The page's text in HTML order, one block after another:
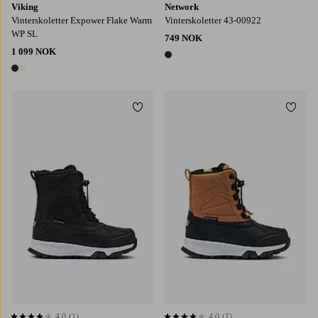
Viking
Vinterskoletter Expower Flake Warm
WP SL
1 099 NOK
2 farger
Network
Vinterskoletter 43-00922
749 NOK
1 farge
Legg til favoritter